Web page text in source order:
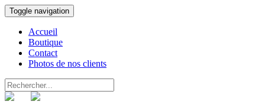
Toggle navigation
Accueil
Boutique
Contact
Photos de nos clients